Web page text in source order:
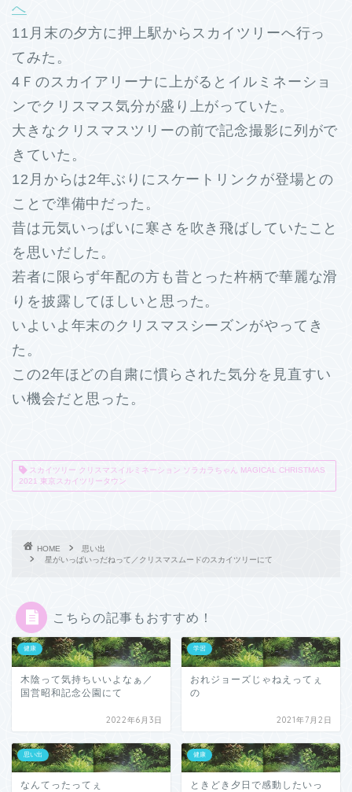
へ
11月末の夕方に押上駅からスカイツリーへ行っ
てみた。
4Ｆのスカイアリーナに上がるとイルミネーショ
ンでクリスマス気分が盛り上がっていた。
大きなクリスマスツリーの前で記念撮影に列がで
きていた。
12月からは2年ぶりにスケートリンクが登場との
ことで準備中だった。
昔は元気いっぱいに寒さを吹き飛ばしていたこと
を思いだした。
若者に限らず年配の方も昔とった杵柄で華麗な滑
りを披露してほしいと思った。
いよいよ年末のクリスマスシーズンがやってき
た。
この2年ほどの自粛に慣らされた気分を見直すい
い機会だと思った。
スカイツリー クリスマスイルミネーション ソラカラちゃん MAGICAL CHRISTMAS
2021 東京スカイツリータウン
HOME
思い出
星がいっぱいっだねって／クリスマスムードのスカイツリーにて
こちらの記事もおすすめ！
健康
木陰って気持ちいいよなぁ／
国営昭和記念公園にて
2022年6月3日
学習
おれジョーズじゃねえってぇ
の
2021年7月2日
思い出
なんてったってぇ
健康
ときどき夕日で感動したいっ